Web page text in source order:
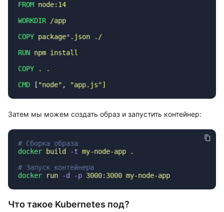
FROM
WORKDIR
COPY package* .json
RUN npm
COPY .
CMD [ "node" , "app.js"
Затем мы можем создать образ и запустить контейнер:
docker build -t my-node-app
docker run -d -p 3000:3000
Что такое Kubernetes под?